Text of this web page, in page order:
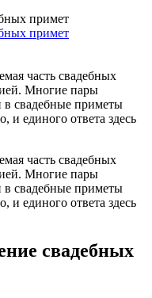
примет
часть свадебных
Многие пары
в свадебные приметы
единого ответа здесь
часть свадебных
Многие пары
в свадебные приметы
единого ответа здесь
свадебных